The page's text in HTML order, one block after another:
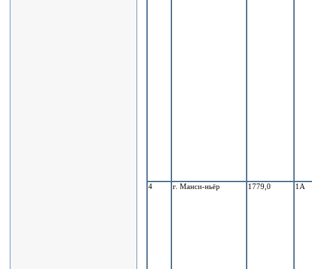
4 г. Манси-ньёр 1779,0 1А